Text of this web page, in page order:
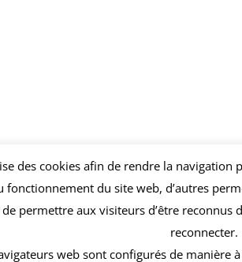
des cookies afin de rendre la navigation
fonctionnement du site web, d’autres
permettre aux visiteurs d’être reconnus
reconnecter.
web sont configurés de manière